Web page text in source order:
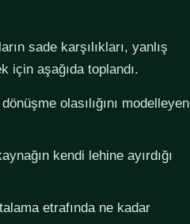
sade karşılıkları, yanlış
için aşağıda toplandı.
olasılığını modelleyen
kendi lehine ayırdığı
etrafında ne kadar